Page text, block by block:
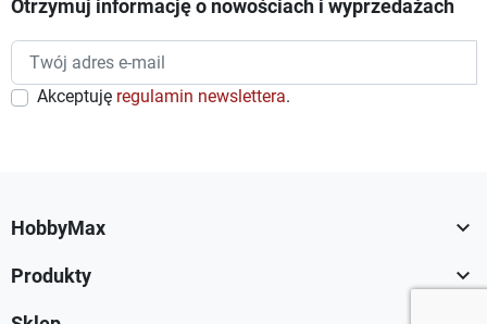
Otrzymuj informację o nowościach i wyprzedażach
Akceptuję regulamin newslettera.
HobbyMax 
Produkty 